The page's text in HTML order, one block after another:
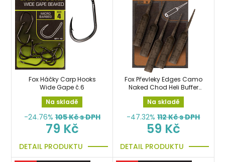
Fox Háčky Carp Hooks
Wide Gape č.6
Na skladě
-24.76% 105Kč s DPH
79 Kč
DETAIL PRODUKTU
Fox Převleky Edges Camo
Naked Chod Heli Buffer
Sleeves x6ks
Na skladě
-47.32% 112Kč s DPH
59 Kč
DETAIL PRODUKTU